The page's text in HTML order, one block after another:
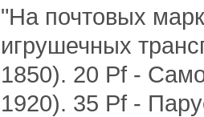
"На почтовых
игрушечных
1850). 20 Pf -
1920). 35 Pf -